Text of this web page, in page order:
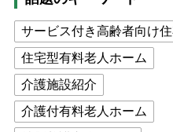
サービス付き高齢者向け
住宅型有料老人ホーム
介護施設紹介
介護付有料老人ホーム